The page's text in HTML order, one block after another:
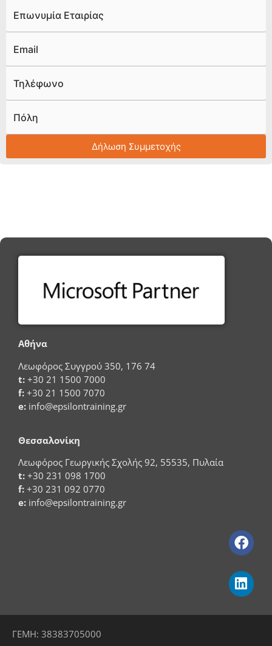
Επωνυμία Εταιρίας
Email
Τηλέφωνο
Πόλη
Δήλωση Συμμετοχής
Αθήνα
Λεωφόρος Συγγρού 350, 176 74
t: +30 21 1500 7000
f: +30 21 1500 7070
e: info@epsilontraining.gr
Θεσσαλονίκη
Λεωφόρος Γεωργικής Σχολής 92, 55535, Πυλαία
t: +30 231 098 1700
f: +30 231 092 0770
e: info@epsilontraining.gr
ΓΕΜΗ: 38383705000